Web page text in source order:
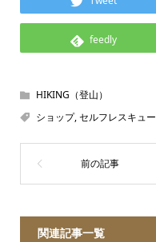
feedly
HIKING（登山）
ショップ,セルフレスキュー
関連記事一覧